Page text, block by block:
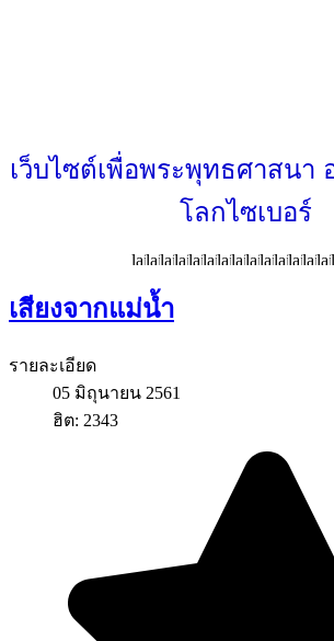
เว็บไซต์เพื่อพระพุทธศาสนา
โลกไซเบอร์
เสียงจากแม่น้ำ
รายละเอียด
05 มิถุนายน 2561
ฮิต: 2343